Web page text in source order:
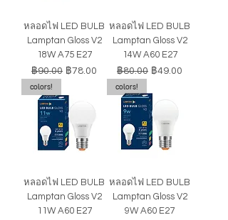
หลอดไฟ LED BULB
Lamptan Gloss V2
18W A75 E27
ราคาปกติ
฿90.00 ราคาขายลด
฿78.00
หลอดไฟ LED BULB
Lamptan Gloss V2
14W A60 E27
ราคาปกติ
฿80.00 ราคาขายลด
฿49.00
colors!
หลอดไฟ LED BULB
Lamptan Gloss V2
11W A60 E27
colors!
หลอดไฟ LED BULB
Lamptan Gloss V2
9W A60 E27